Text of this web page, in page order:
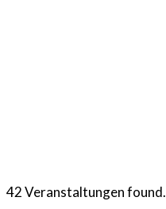
42 Veranstaltungen found.